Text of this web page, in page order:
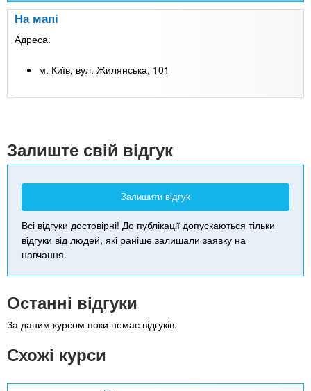
На мапі
Адреса:
м. Київ, вул. Жилянська, 101
Залиште свій відгук
Залишити відгук
Всі відгуки достовірні! До публікації допускаються тільки
відгуки від людей, які раніше залишали заявку на
навчання.
Останні відгуки
За даним курсом поки немає відгуків.
Схожі курси